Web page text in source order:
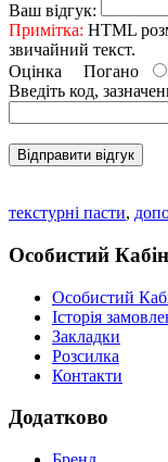
Ваш відгук:
Примітка: HTML
звичайний текст.
Оцінка Погано
Введіть код,
Відправити відгук
текстурні пасти,
Особистий
Особистий
Історія
Закладки
Розсилка
Контакти
Додатково